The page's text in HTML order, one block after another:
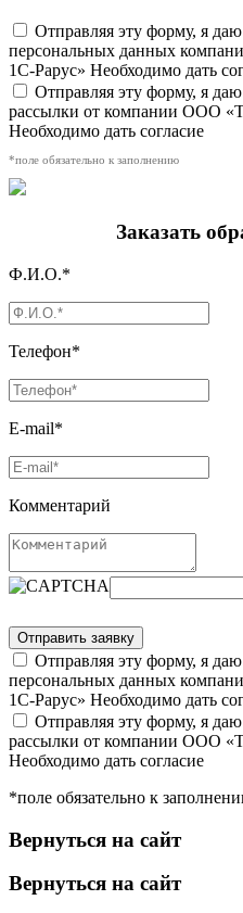
Отправляя эту форму, я даю
персональных данных
1С-Рарус» Необходимо дать
Отправляя эту форму, я даю
рассылки от компании ООО
Необходимо дать согласие
*поле обязательно к заполнению
Заказать
Ф.И.О.*
Телефон*
E-mail*
Комментарий
Отправляя эту форму, я даю
персональных данных
1С-Рарус» Необходимо дать
Отправляя эту форму, я даю
рассылки от компании ООО
Необходимо дать согласие
*поле обязательно к
Вернуться на сайт
Вернуться на сайт